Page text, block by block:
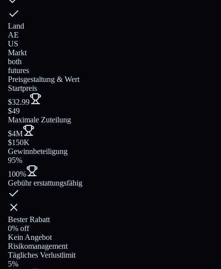
Land
AE
US
Markt
both
futures
Preisgestaltung & Wert
Startpreis
$32.99
$49
Maximale Zuteilung
$4M
$150K
Gewinnbeteiligung
95%
100%
Gebühr erstattungsfähig
Bester Rabatt
0% off
Kein Angebot
Risikomanagement
Tägliches Verlustlimit
5%